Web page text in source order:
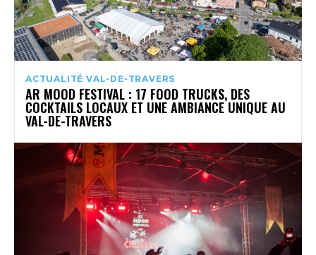
ACTUALITÉ VAL-DE-TRAVERS
AR MOOD FESTIVAL : 17 FOOD TRUCKS, DES
COCKTAILS LOCAUX ET UNE AMBIANCE UNIQUE AU
VAL-DE-TRAVERS